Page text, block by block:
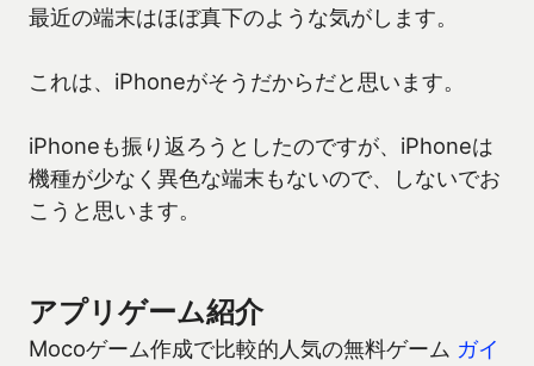
最近の端末はほぼ真下のような気がします。
これは、iPhoneがそうだからだと思います。
iPhoneも振り返ろうとしたのですが、iPhoneは
機種が少なく異色な端末もないので、しないでお
こうと思います。
アプリゲーム紹介
Mocoゲーム作成で比較的人気の無料ゲーム ガイ